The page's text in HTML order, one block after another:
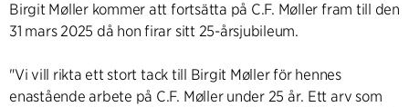
Birgit Møller kommer att fortsätta på C.F. Møller fram till den
31 mars 2025 då hon firar sitt 25-årsjubileum.
"Vi vill rikta ett stort tack till Birgit Møller för hennes
enastående arbete på C.F. Møller under 25 år. Ett arv som